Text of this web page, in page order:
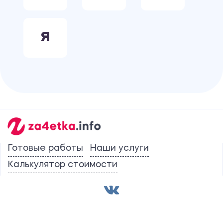
Я
Готовые работы
Наши услуги
Калькулятор стоимости